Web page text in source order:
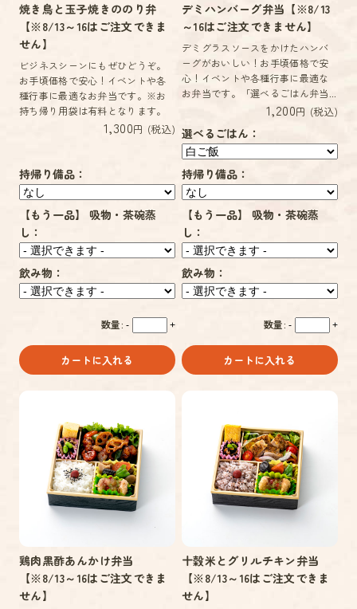
焼き鳥と玉子焼きののり弁
【※8/13～16はご注文できま
せん】
ビジネスシーンにもぜひどうぞ。
お手頃価格で安心！イベントや各
種行事に最適なお弁当です。※お
持ち帰り用袋は有料となります。
1,300円 (税込)
持帰り備品：
【もう一品】 吸物・茶碗蒸
し：
飲み物：
数量: - +
カートに入れる
デミハンバーグ弁当【※8/13
～16はご注文できません】
デミグラスソースをかけたハンバ
ーグがおいしい！お手頃価格で安
心！イベントや各種行事に最適な
お弁当です。「選べるごはん弁当...
1,200円 (税込)
選べるごはん：
持帰り備品：
【もう一品】 吸物・茶碗蒸
し：
飲み物：
数量: - +
カートに入れる
鶏肉黒酢あんかけ弁当
【※8/13～16はご注文できま
せん】
十穀米とグリルチキン弁当
【※8/13～16はご注文できま
せん】